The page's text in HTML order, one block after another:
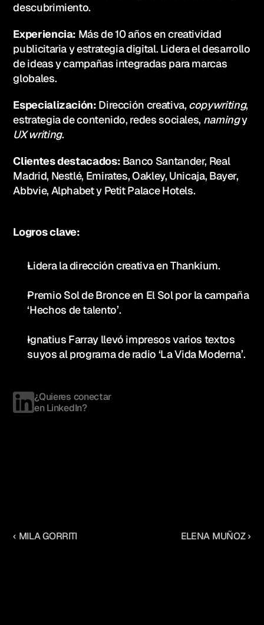
descubrimiento.
Experiencia: Más de 10 años en creatividad
publicitaria y estrategia digital. Lidera el desarrollo
de ideas y campañas integradas para marcas
globales.
Especialización: Dirección creativa, copywriting,
estrategia de contenido, redes sociales, naming y
UX writing.
Clientes destacados: Banco Santander, Real
Madrid, Nestlé, Emirates, Oakley, Unicaja, Bayer,
Abbvie, Alphabet y Petit Palace Hotels.
Logros clave:
Lidera la dirección creativa en Thankium.
Premio Sol de Bronce en El Sol por la campaña
‘Hechos de talento’.
Ignatius Farray llevó impresos varios textos
suyos al programa de radio ‘La Vida Moderna’.
¿Quieres conectar
en LinkedIn?
‹ MILA GORRITI ELENA MUÑOZ ›